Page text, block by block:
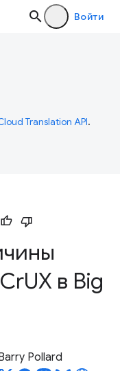
Войти
Translation API.
UX в Big
Pollard